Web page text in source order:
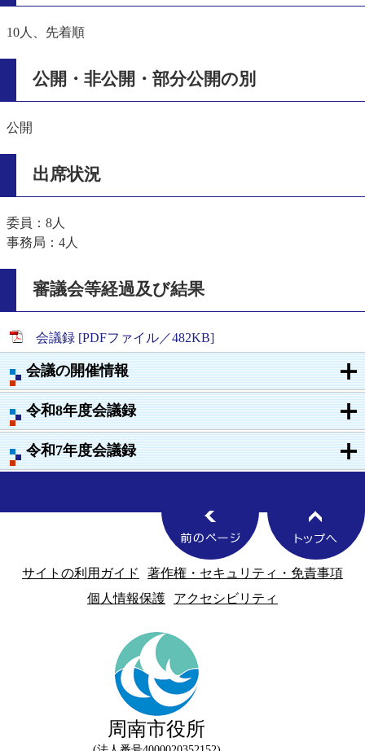
会議の開催情報
令和8年度会議録
令和7年度会議録
10人、先着順
公開・非公開・部分公開の別
公開
出席状況
委員：8人
事務局：4人
審議会等経過及び結果
会議録 [PDFファイル／482KB]
サイトの利用ガイド
著作権・セキュリティ・免責事項
個人情報保護
アクセシビリティ
周南市役所